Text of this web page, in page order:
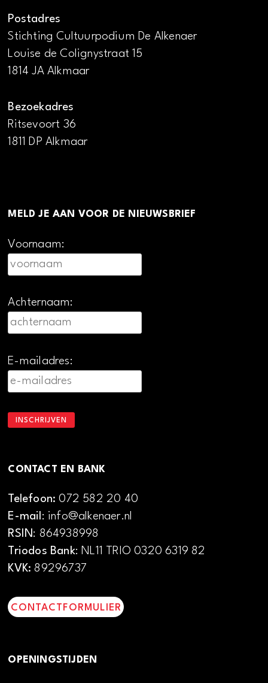
Postadres
Stichting Cultuurpodium De Alkenaer
Louise de Colignystraat 15
1814 JA Alkmaar
Bezoekadres
Ritsevoort 36
1811 DP Alkmaar
MELD JE AAN VOOR DE NIEUWSBRIEF
Voornaam:
Achternaam:
E-mailadres:
CONTACT EN BANK
Telefoon:072 582 20 40
E-mail: info@alkenaer.nl
RSIN: 864938998
Triodos Bank: NL11 TRIO 0320 6319 82
KVK: 89296737
CONTACTFORMULIER
OPENINGSTIJDEN